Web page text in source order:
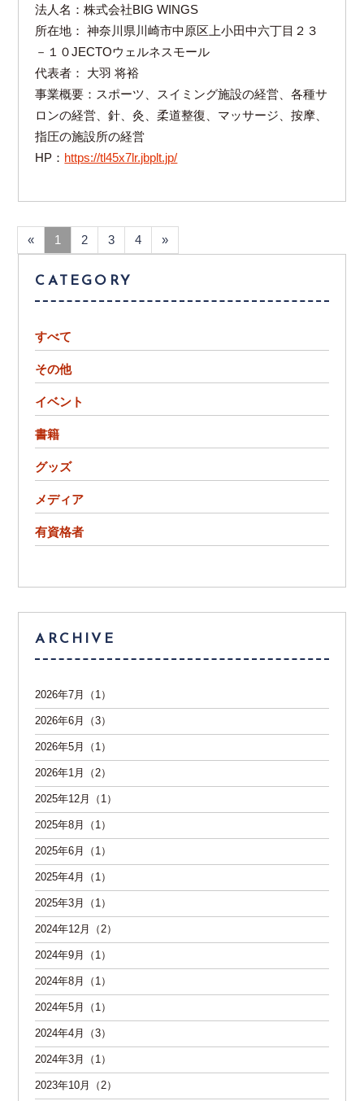
法人名：株式会社BIG WINGS
所在地： 神奈川県川崎市中原区上小田中六丁目２３
－１０JECTOウェルネスモール
代表者： 大羽 将裕
事業概要：スポーツ、スイミング施設の経営、各種サ
ロンの経営、針、灸、柔道整復、マッサージ、按摩、
指圧の施設所の経営
HP： https://tl45x7lr.jbplt.jp/
« 1 2 3 4 »
CATEGORY
すべて
その他
イベント
書籍
グッズ
メディア
有資格者
ARCHIVE
2026年7月（1）
2026年6月（3）
2026年5月（1）
2026年1月（2）
2025年12月（1）
2025年8月（1）
2025年6月（1）
2025年4月（1）
2025年3月（1）
2024年12月（2）
2024年9月（1）
2024年8月（1）
2024年5月（1）
2024年4月（3）
2024年3月（1）
2023年10月（2）